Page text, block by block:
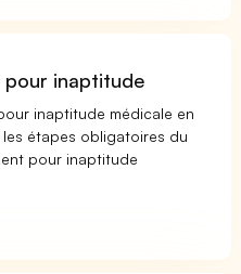
pour inaptitude
inaptitude médicale en
étapes obligatoires du
pour inaptitude